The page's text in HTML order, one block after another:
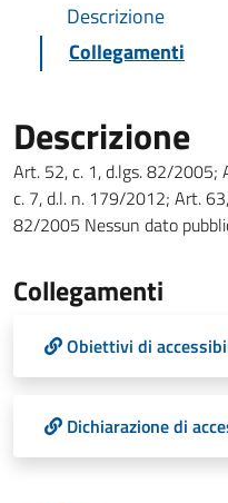
Descrizione
Collegamenti
Descrizione
Art. 52, c. 1, d.lgs. 82/2005;
c. 7, d.l. n. 179/2012; Art.
82/2005 Nessun dato
Collegamenti
Obiettivi di
Dichiarazione di